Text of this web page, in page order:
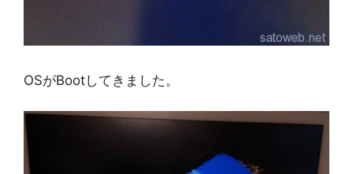
OSがBootしてきました。